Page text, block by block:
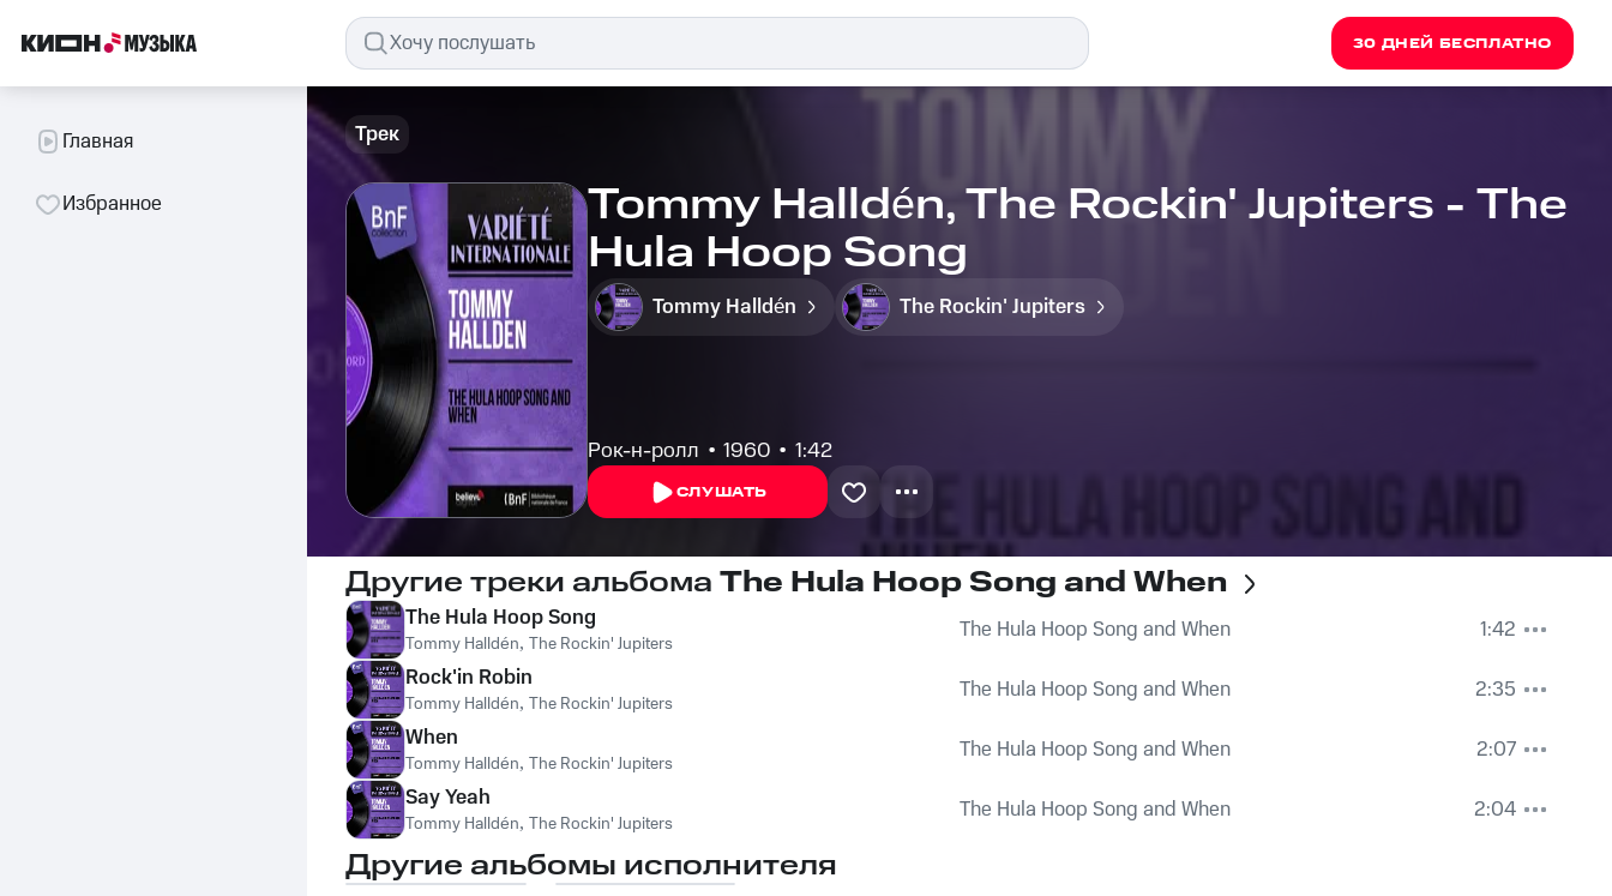
30 ДНЕЙ БЕСПЛАТНО
Главная
Избранное
Трек
Tommy Halldén, The Rockin' Jupiters - The
Hula Hoop Song
Tommy Halldén The Rockin' Jupiters
Рок-н-ролл 1960 1:42
СЛУШАТЬ
Другие треки альбома The Hula Hoop Song and When
The Hula Hoop Song
Tommy Halldén, The Rockin' Jupiters The Hula Hoop Song and When
1:42
Rock'in Robin
Tommy Halldén, The Rockin' Jupiters The Hula Hoop Song and When
2:35
When
Tommy Halldén, The Rockin' Jupiters The Hula Hoop Song and When
2:07
Say Yeah
Tommy Halldén, The Rockin' Jupiters The Hula Hoop Song and When 2:04
Другие альбомы исполнителя